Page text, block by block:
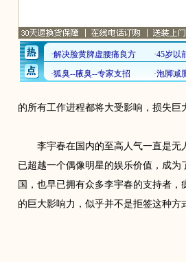
的所有工作进程都将大受影响，损失巨
李宇春在国内的至高人气一直是无
已超越一个偶像明星的娱乐价值，成
国，也早已拥有众多李宇春的支持者
的巨大影响力，似乎并不是拒签这种方